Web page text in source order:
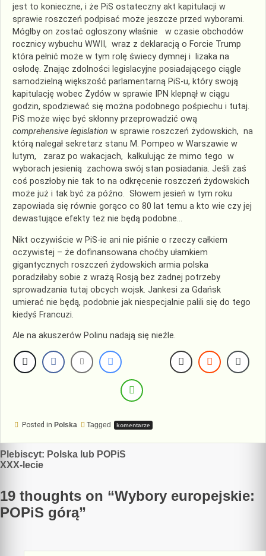
jest to konieczne, i że PiS ostateczny akt kapitulacji w
sprawie roszczeń podpisać może jeszcze przed wyborami.
Mógłby on zostać ogłoszony właśnie w czasie obchodów
rocznicy wybuchu WWII, wraz z deklaracją o Forcie Trump
która pełnić może w tym rolę świecy dymnej i lizaka na
osłodę. Znając zdolności legislacyjne posiadającego ciągle
samodzielną większość parlamentarną PiS-u, który swoją
kapitulację wobec Żydów w sprawie IPN klepnął w ciągu
godzin, spodziewać się można podobnego pośpiechu i tutaj.
PiS może więc być skłonny przeprowadzić ową
comprehensive legislation w sprawie roszczeń żydowskich, na
którą nalegał sekretarz stanu M. Pompeo w Warszawie w
lutym, zaraz po wakacjach, kalkulując że mimo tego w
wyborach jesienią zachowa swój stan posiadania. Jeśli zaś
coś poszłoby nie tak to na odkręcenie roszczeń żydowskich
może już i tak być za późno. Słowem jesień w tym roku
zapowiada się równie gorąco co 80 lat temu a kto wie czy jej
dewastujące efekty też nie będą podobne…
Nikt oczywiście w PiS-ie ani nie piśnie o rzeczy całkiem
oczywistej – że dofinansowana choćby ułamkiem
gigantycznych roszczeń żydowskich armia polska
poradziłaby sobie z wrażą Rosją bez żadnej potrzeby
sprowadzania tutaj obcych wojsk. Jankesi za Gdańsk
umierać nie będą, podobnie jak niespecjalnie palili się do tego
kiedyś Francuzi.
Ale na akuszerów Polinu nadają się nieźle.
Posted in Polska Tagged komentarze
Nawigacja
wpisu
Plebiscyt: Polska lub POPiS
XXX-lecie
19 thoughts on “Wybory europejskie:
POPiS górą”